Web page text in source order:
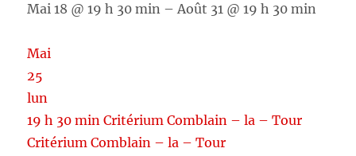
Mai 18 @ 19 h 30 min – Août 31 @ 19 h 30 min
Mai
25
lun
19 h 30 minCritérium Comblain – la – Tour
Critérium Comblain – la – Tour